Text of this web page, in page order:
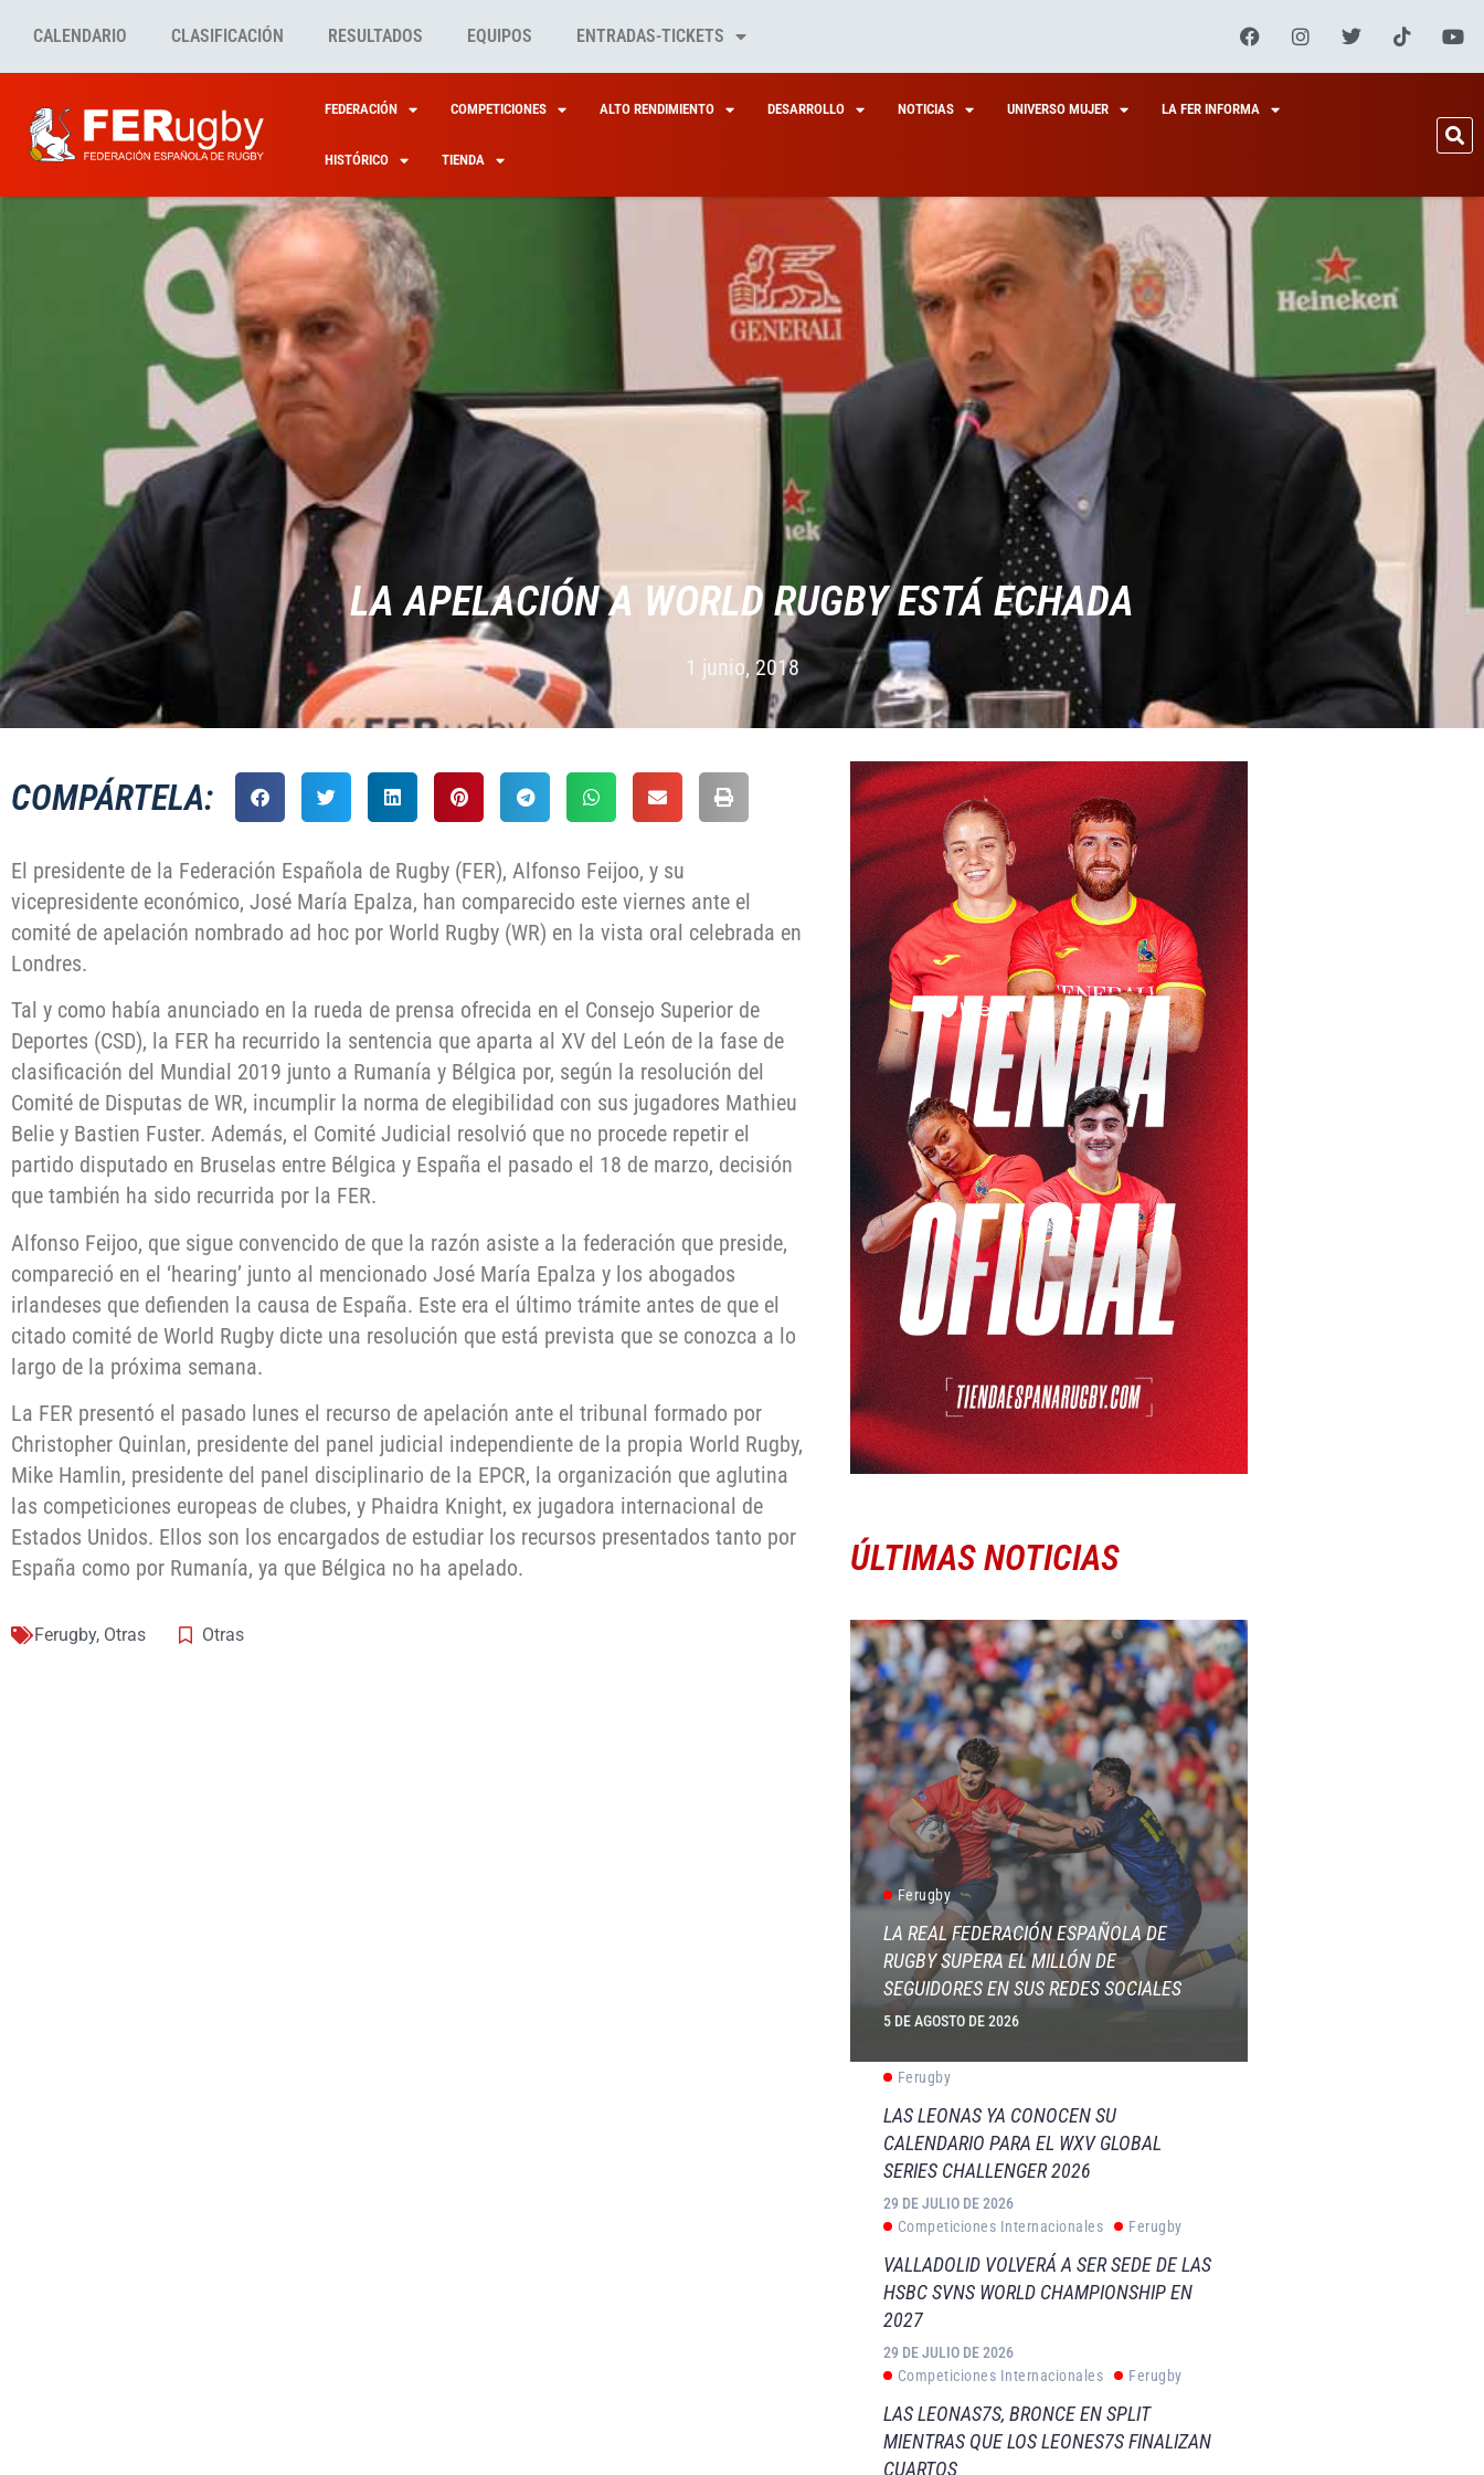
CALENDARIO CLASIFICACIÓN RESULTADOS EQUIPOS ENTRADAS-TICKETS
FEDERACIÓN COMPETICIONES ALTO RENDIMIENTO DESARROLLO NOTICIAS UNIVERSO MUJER LA FER INFORMA
HISTÓRICO TIENDA
LA APELACIÓN A WORLD RUGBY ESTÁ ECHADA
1 junio, 2018
COMPÁRTELA:
El presidente de la Federación Española de Rugby (FER), Alfonso Feijoo, y su
vicepresidente económico, José María Epalza, han comparecido este viernes ante el
comité de apelación nombrado ad hoc por World Rugby (WR) en la vista oral celebrada en
Londres.
Tal y como había anunciado en la rueda de prensa ofrecida en el Consejo Superior de
Deportes (CSD), la FER ha recurrido la sentencia que aparta al XV del León de la fase de
clasificación del Mundial 2019 junto a Rumanía y Bélgica por, según la resolución del
Comité de Disputas de WR, incumplir la norma de elegibilidad con sus jugadores Mathieu
Belie y Bastien Fuster. Además, el Comité Judicial resolvió que no procede repetir el
partido disputado en Bruselas entre Bélgica y España el pasado el 18 de marzo, decisión
que también ha sido recurrida por la FER.
Alfonso Feijoo, que sigue convencido de que la razón asiste a la federación que preside,
compareció en el ‘hearing’ junto al mencionado José María Epalza y los abogados
irlandeses que defienden la causa de España. Este era el último trámite antes de que el
citado comité de World Rugby dicte una resolución que está prevista que se conozca a lo
largo de la próxima semana.
La FER presentó el pasado lunes el recurso de apelación ante el tribunal formado por
Christopher Quinlan, presidente del panel judicial independiente de la propia World Rugby,
Mike Hamlin, presidente del panel disciplinario de la EPCR, la organización que aglutina
las competiciones europeas de clubes, y Phaidra Knight, ex jugadora internacional de
Estados Unidos. Ellos son los encargados de estudiar los recursos presentados tanto por
España como por Rumanía, ya que Bélgica no ha apelado.
Ferugby, Otras Otras
ÚLTIMAS NOTICIAS
Ferugby
LA REAL FEDERACIÓN ESPAÑOLA DE
RUGBY SUPERA EL MILLÓN DE
SEGUIDORES EN SUS REDES SOCIALES
5 DE AGOSTO DE 2026
Ferugby
LAS LEONAS YA CONOCEN SU
CALENDARIO PARA EL WXV GLOBAL
SERIES CHALLENGER 2026
29 DE JULIO DE 2026
Competiciones Internacionales
Ferugby
VALLADOLID VOLVERÁ A SER SEDE DE LAS
HSBC SVNS WORLD CHAMPIONSHIP EN
2027
29 DE JULIO DE 2026
Competiciones Internacionales
Ferugby
LAS LEONAS7S, BRONCE EN SPLIT
MIENTRAS QUE LOS LEONES7S FINALIZAN
CUARTOS